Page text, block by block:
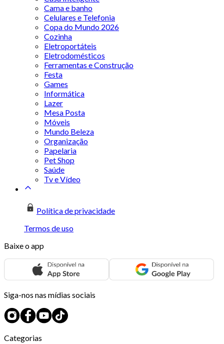
Cama e banho
Celulares e Telefonia
Copa do Mundo 2026
Cozinha
Eletroportáteis
Eletrodomésticos
Ferramentas e Construção
Festa
Games
Informática
Lazer
Mesa Posta
Móveis
Mundo Beleza
Organização
Papelaria
Pet Shop
Saúde
Tv e Vídeo
Política de privacidade
Termos de uso
Baixe o app
Siga-nos nas mídias sociais
Categorias